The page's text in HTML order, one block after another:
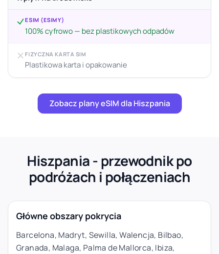
ESIM (ESIMY)
100% cyfrowo — bez plastikowych odpadów
FIZYCZNA KARTA SIM
Plastikowa karta i opakowanie
Zobacz plany eSIM dla Hiszpania
Hiszpania - przewodnik po
podróżach i połączeniach
Główne obszary pokrycia
Barcelona, Madryt, Sewilla, Walencja, Bilbao,
Granada, Malaga, Palma de Mallorca, Ibiza,